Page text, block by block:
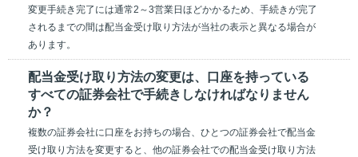
変更手続き完了には通常2～3営業日ほどかかるため、手続きが完了
されるまでの間は配当金受け取り方法が当社の表示と異なる場合が
あります。
配当金受け取り方法の変更は、口座を持っている
すべての証券会社で手続きしなければなりません
か？
複数の証券会社に口座をお持ちの場合、ひとつの証券会社で配当金
受け取り方法を変更すると、他の証券会社での配当金受け取り方法